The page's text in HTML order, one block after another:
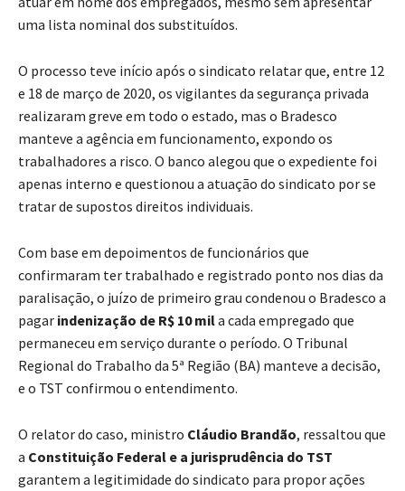
uma lista nominal dos substituídos.
O processo teve início após o sindicato relatar que, entre 12
e 18 de março de 2020, os vigilantes da segurança privada
realizaram greve em todo o estado, mas o Bradesco
manteve a agência em funcionamento, expondo os
trabalhadores a risco. O banco alegou que o expediente foi
apenas interno e questionou a atuação do sindicato por se
tratar de supostos direitos individuais.
Com base em depoimentos de funcionários que
confirmaram ter trabalhado e registrado ponto nos dias da
paralisação, o juízo de primeiro grau condenou o Bradesco a
pagar indenização de R$ 10 mila cada empregado que
permaneceu em serviço durante o período. O Tribunal
Regional do Trabalho da 5ª Região (BA) manteve a decisão,
e o TST confirmou o entendimento.
O relator do caso, ministro Cláudio Brandão, ressaltou que
a Constituição Federal e a jurisprudência do TST
garantem a legitimidade do sindicato para propor ações